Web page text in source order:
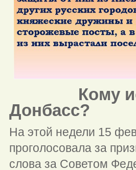
Кому
Донбасс?
На этой недели 15
проголосовала за
слова за Советом